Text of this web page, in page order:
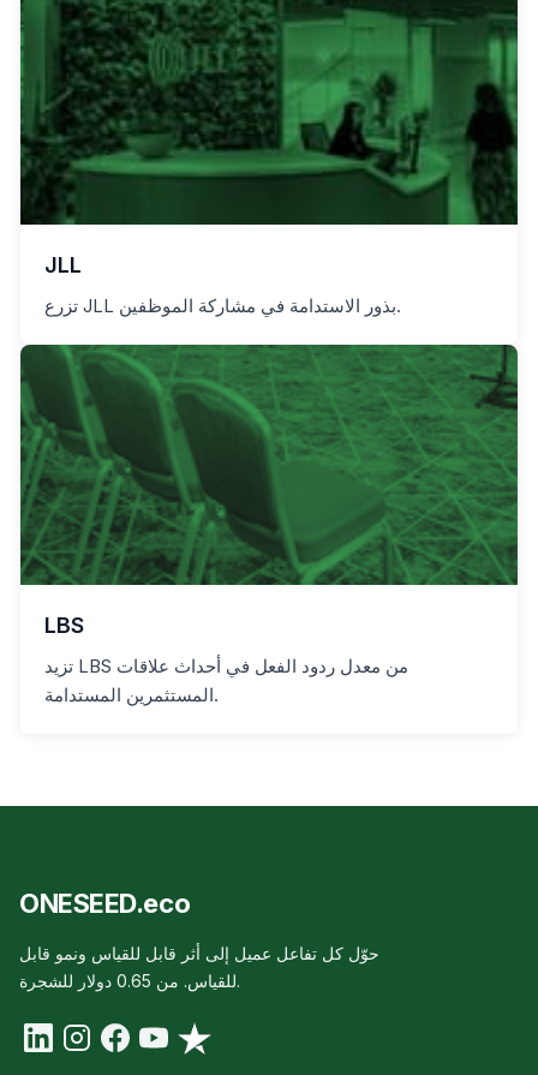
JLL
تزرع JLL بذور الاستدامة في مشاركة الموظفين.
LBS
تزيد LBS من معدل ردود الفعل في أحداث علاقات
المستثمرين المستدامة.
ONESEED.eco
حوّل كل تفاعل عميل إلى أثر قابل للقياس ونمو قابل
للقياس. من 0.65 دولار للشجرة.